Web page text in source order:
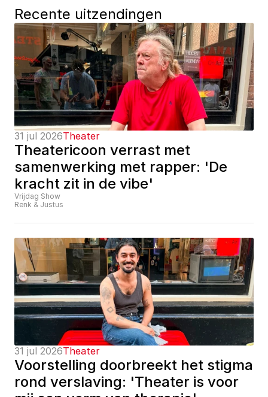
Recente uitzendingen
31 jul 2026Theater
Theatericoon verrast met
samenwerking met rapper: 'De
kracht zit in de vibe'
Vrijdag Show
Renk & Justus
31 jul 2026Theater
Voorstelling doorbreekt het stigma
rond verslaving: 'Theater is voor